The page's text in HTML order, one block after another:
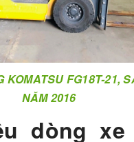
KOMATSU FG18T-21,
NĂM 2016
dòng xe